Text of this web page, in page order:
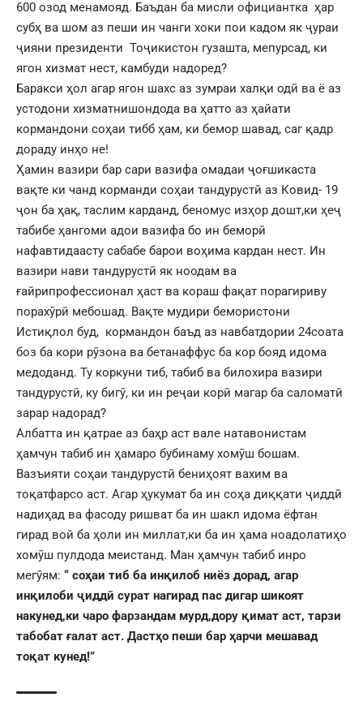
600 озод менамояд. Баъдан ба мисли официантка ҳар
субҳ ва шом аз пеши ин чанги хоки пои кадом як ҷураи
ҷияни президенти Тоҷикистон гузашта, мепурсад, ки
ягон хизмат нест, камбуди надоред?
Баракси ҳол агар ягон шахс аз зумраи халқи одӣ ва ё аз
устодони хизматнишондода ва ҳатто аз ҳайати
кормандони соҳаи тибб ҳам, ки бемор шавад, саг қадр
дораду инҳо не!
Ҳамин вазири бар сари вазифа омадаи ҷоғшикаста
вақте ки чанд корманди соҳаи тандурустӣ аз Ковид- 19
ҷон ба ҳақ, таслим карданд, беномус изҳор дошт,ки ҳеҷ
табибе ҳангоми адои вазифа бо ин беморӣ
нафавтидаасту сабабе барои воҳима кардан нест. Ин
вазири нави тандурустӣ як ноодам ва
ғайрипрофессионал ҳаст ва кораш фақат порагириву
порахӯрӣ мебошад. Вақте мудири бемористони
Истиқлол буд, кормандон баъд аз навбатдории 24соата
боз ба кори рӯзона ва бетанаффус ба кор бояд идома
медоданд. Ту коркуни тиб, табиб ва билохира вазири
тандурустӣ, ку бигӯ, ки ин реҷаи корӣ магар ба саломатӣ
зарар надорад?
Албатта ин қатрае аз баҳр аст вале натавонистам
ҳамчун табиб ин ҳамаро бубинаму хомӯш бошам.
Вазъияти соҳаи тандурустӣ бениҳоят вахим ва
тоқатфарсо аст. Агар ҳукумат ба ин соҳа диққати ҷиддӣ
надиҳад ва фасоду ришват ба ин шакл идома ёфтан
гирад вой ба ҳоли ин миллат,ки ба ин ҳама ноадолатиҳо
хомӯш пулдода меистанд. Ман ҳамчун табиб инро
мегӯям: “ соҳаи тиб ба инқилоб ниёз дорад, агар
инқилоби ҷиддӣ сурат нагирад пас дигар шикоят
накунед,ки чаро фарзандам мурд,дору қимат аст, тарзи
табобат ғалат аст. Дастҳо пеши бар ҳарчи мешавад
тоқат кунед!”